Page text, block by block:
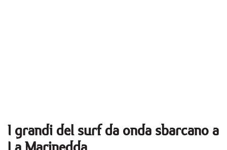
I grandi del surf da onda sbarcano a